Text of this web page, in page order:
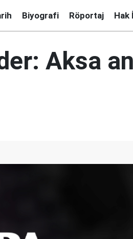
Biyografi Röportaj Hak
Aksa